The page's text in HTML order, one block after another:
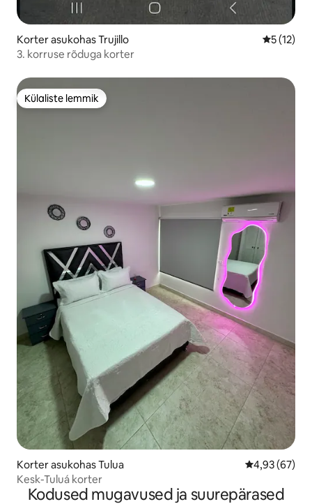
Korter asukohas Trujillo
5 (12)
3. korruse rõduga korter
Külaliste lemmik
Külaliste lemmik
Korter asukohas Tulua Keskmine
4,93 (67)
Kesk-Tuluá korter
Kodused mugavused ja suurepärased